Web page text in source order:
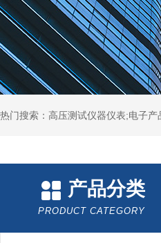
热门搜索：高压测试仪器仪表;电子
产品分类
PRODUCT CATEGORY